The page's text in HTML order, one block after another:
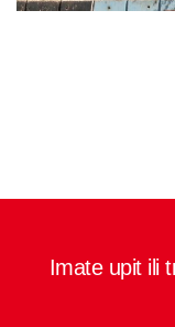
Imate upit ili